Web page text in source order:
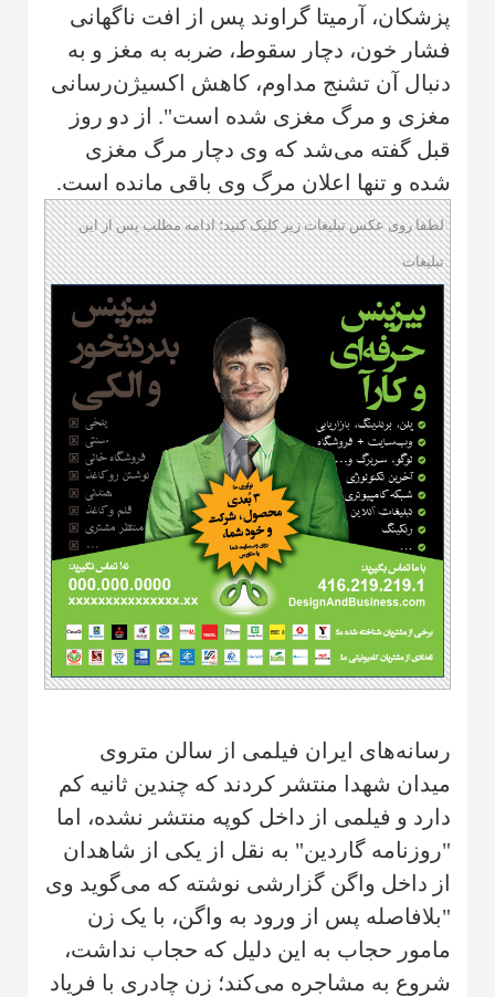
پزشکان، آرمیتا گراوند پس از افت ناگهانی
فشار خون، دچار سقوط، ضربه به مغز و به
دنبال آن تشنج مداوم، کاهش اکسیژن‌رسانی
مغزی و مرگ مغزی شده است". از دو روز
قبل گفته می‌شد که وی دچار مرگ مغزی
شده و تنها اعلان مرگ وی باقی مانده است.
لطفا روی عکس تبلیغات زیر کلیک کنید؛ ادامه مطلب پس از این
تبلیغات
رسانه‌های ایران فیلمی از سالن متروی
میدان شهدا منتشر کردند که چندین ثانیه کم
دارد و فیلمی از داخل کوپه منتشر نشده، اما
"روزنامه گاردین" به نقل از یکی از شاهدان
از داخل واگن گزارشی نوشته که می‌گوید وی
"بلافاصله پس از ورود به واگن، با یک زن
مامور حجاب به این دلیل که حجاب نداشت،
شروع به مشاجره می‌کند؛ زن چادری با فریاد